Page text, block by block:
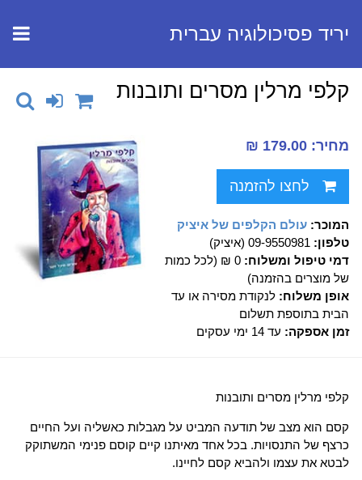
יריד פסיכולוגיה עברית
קלפי מרלין מסרים ותובנות
מחיר: 179.00 ₪
לחצו להזמנה
המוכר: עולם הקלפים של איציק
טלפון: 09-9550981 (איציק)
דמי טיפול ומשלוח:
0 ₪ (לכל כמות
של מוצרים בהזמנה)
אופן משלוח: לנקודת מסירה או עד
הבית בתוספת תשלום
זמן אספקה: עד 14 ימי עסקים
קלפי מרלין מסרים ותובנות
קסם הוא מצב של תודעה המביט על מגבלות כאשליה ועל החיים
כרצף של התנסויות. בכל אחד מאיתנו קיים קוסם פנימי המשתוקק
לבטא את עצמו ולהביא קסם לחיינו.